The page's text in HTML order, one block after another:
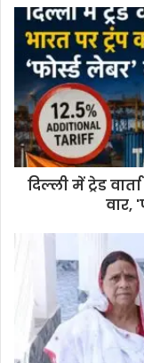
दिल्ली में ट्रेड
वार,